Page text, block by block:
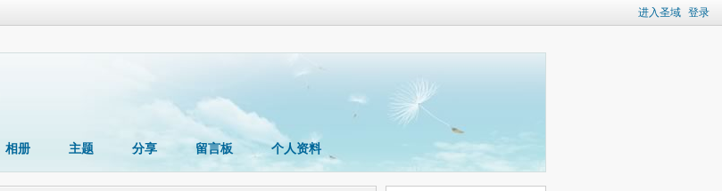
进入圣域 登录
相册 主题 分享 留言板 个人资料